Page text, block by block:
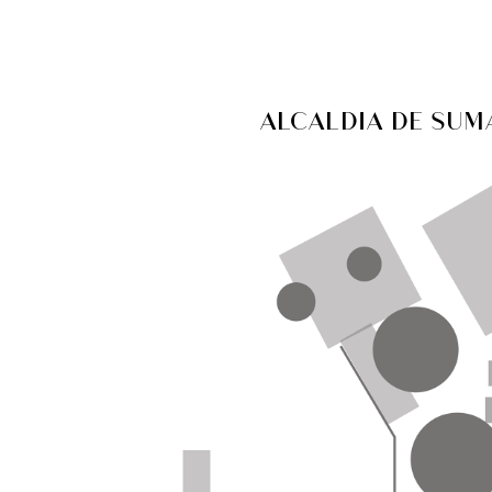
ALCALDIA DE